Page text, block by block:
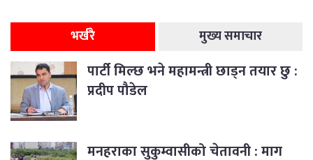
भर्खरै मुख्य समाचार
पार्टी मिल्छ भने महामन्त्री छाड्न तयार छु :
प्रदीप पौडेल
मनहराका सुकुम्वासीको चेतावनी : माग